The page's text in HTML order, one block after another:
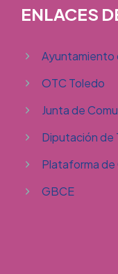
ENLACES
Ayuntamiento
OTC Toledo
Junta de
Diputación de
Plataforma
GBCE